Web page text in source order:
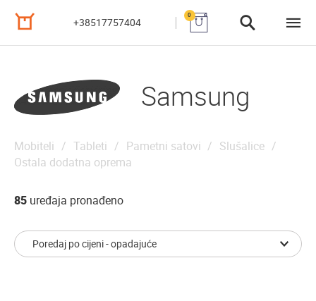
+38517757404
0
Samsung
Mobiteli Tableti Pametni satovi
Slušalice
Ostala dodatna oprema
85 uređaja pronađeno